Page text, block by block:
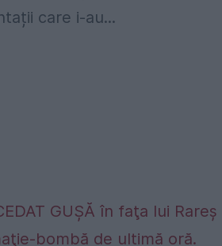
care i-au...